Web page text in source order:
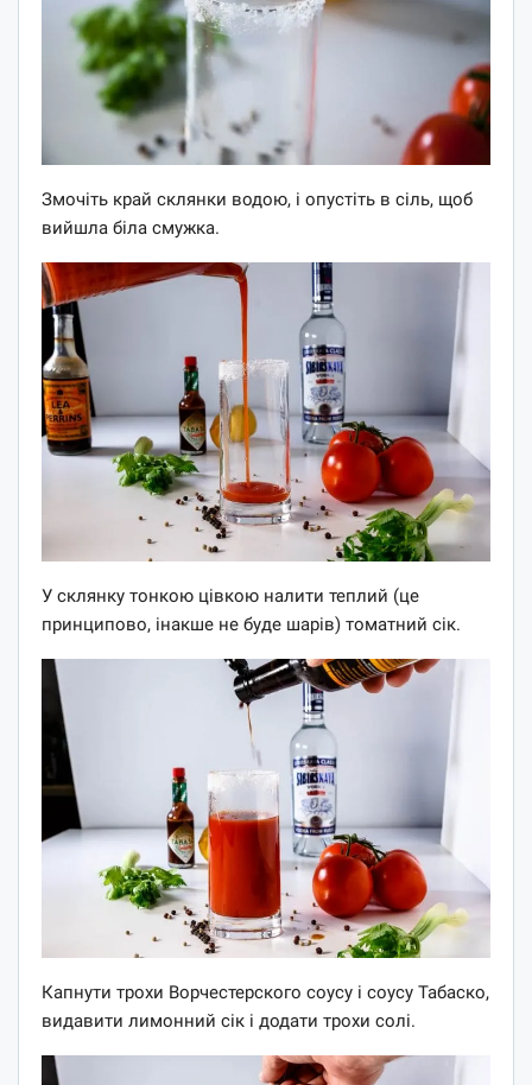
Змочіть край склянки водою, і опустіть в сіль, щоб
вийшла біла смужка.
У склянку тонкою цівкою налити теплий (це
принципово, інакше не буде шарів) томатний сік.
Капнути трохи Ворчестерского соусу і соусу Табаско,
видавити лимонний сік і додати трохи солі.